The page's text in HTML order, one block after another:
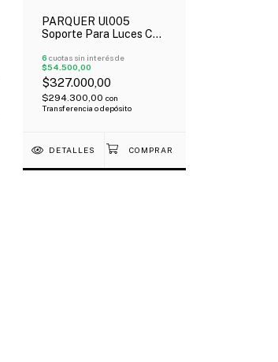
PARQUER Ul005
Soporte Para Luces Con
Oferta!
6 cuotas sin interés de
$54.500,00
$327.000,00
$294.300,00 con
Transferencia o depósito
DETALLES